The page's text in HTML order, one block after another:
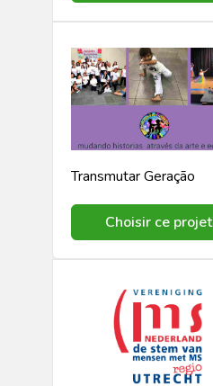
Transmutar Geração
Choisir ce projet